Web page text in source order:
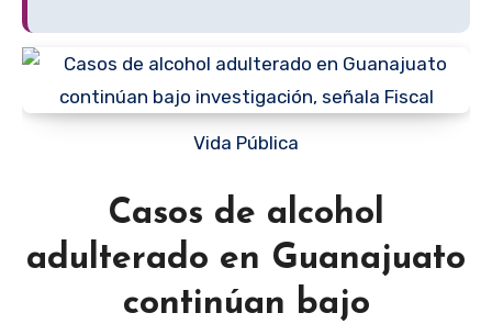
Vida Pública
Casos de alcohol
adulterado en Guanajuato
continúan bajo